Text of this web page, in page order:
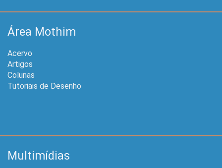
Área Mothim
Acervo
Artigos
Colunas
Tutoriais de Desenho
Multimídias